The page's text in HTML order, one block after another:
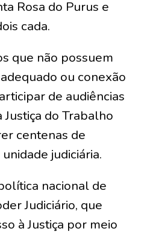
Rosa do Purus e
cada.
que não possuem
ou conexão
de audiências
do Trabalho
centenas de
judiciária.
nacional de
Judiciário, que
à Justiça por meio